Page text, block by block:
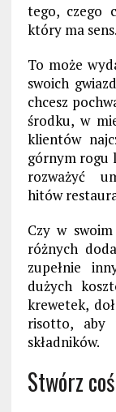
tego, czego
który ma sens.
To może
swoich
chcesz
środku, w
klientów
górnym rogu
rozważyć
hitów
Czy w
różnych
zupełnie
dużych
krewetek,
risotto, aby
składników.
Stwórz